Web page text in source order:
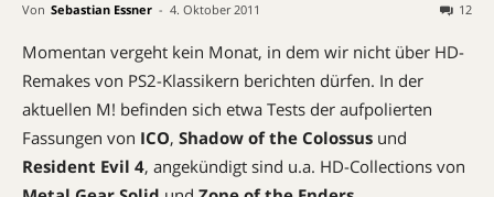
Von Sebastian Essner - 4. Oktober 2011 12
Momentan vergeht kein Monat, in dem wir nicht über HD-
Remakes von PS2-Klassikern berichten dürfen. In der
aktuellen M! befinden sich etwa Tests der aufpolierten
Fassungen von ICO, Shadow of the Colossus und
Resident Evil 4, angekündigt sind u.a. HD-Collections von